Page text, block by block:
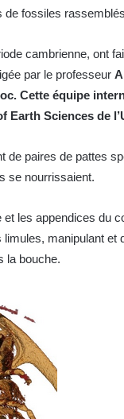
de fossiles
cambrienne, ont
par le professeur
Cette équipe
Earth Sciences de
de paires de pattes
se nourrissaient.
les appendices du
limules, manipulant
la bouche.